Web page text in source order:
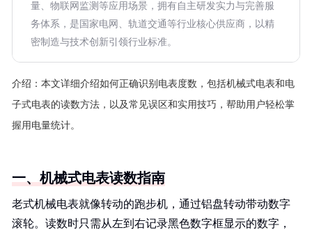
量、物联网监测等应用场景，拥有自主研发实力与完善服
务体系，是国家电网、轨道交通等行业核心供应商，以精
密制造与技术创新引领行业标准。
介绍： 本文详细介绍如何正确识别电表度数，包括机械式电表和电
子式电表的读数方法，以及常见误区和实用技巧，帮助用户轻松掌
握用电量统计。
一、机械式电表读数指南
老式机械电表就像转动的跑步机，通过铝盘转动带动数字
滚轮。读数时只需从左到右记录黑色数字框显示的数字，